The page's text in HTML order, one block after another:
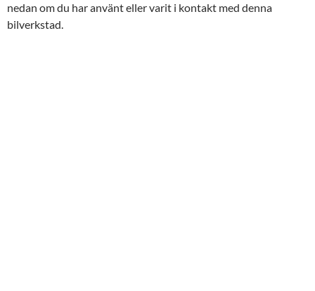
nedan om du har använt eller varit i kontakt med denna
bilverkstad.